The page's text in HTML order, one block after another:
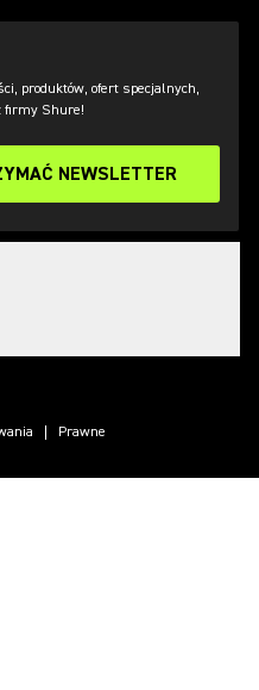
produktów, ofert specjalnych,
firmy Shure!
NEWSLETTER
Prawne